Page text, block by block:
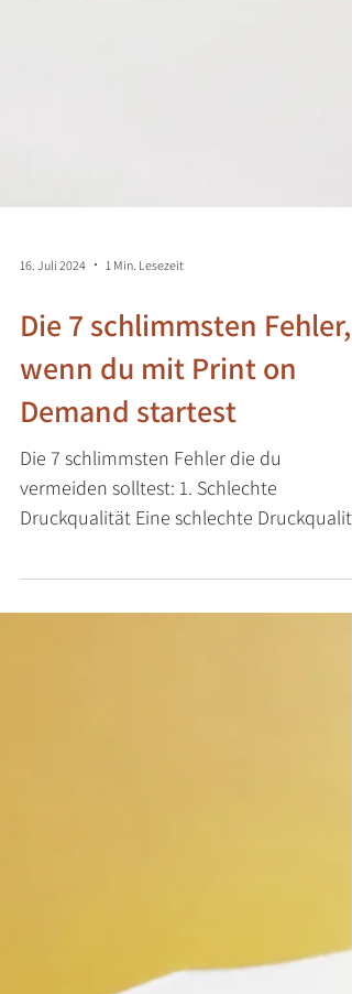
16. Juli 2024 1 Min. Lesezeit
Die 7 schlimmsten Fehler,
wenn du mit Print on
Demand startest
vermeiden solltest: 1. Schlechte
Druckqualität Eine schlechte